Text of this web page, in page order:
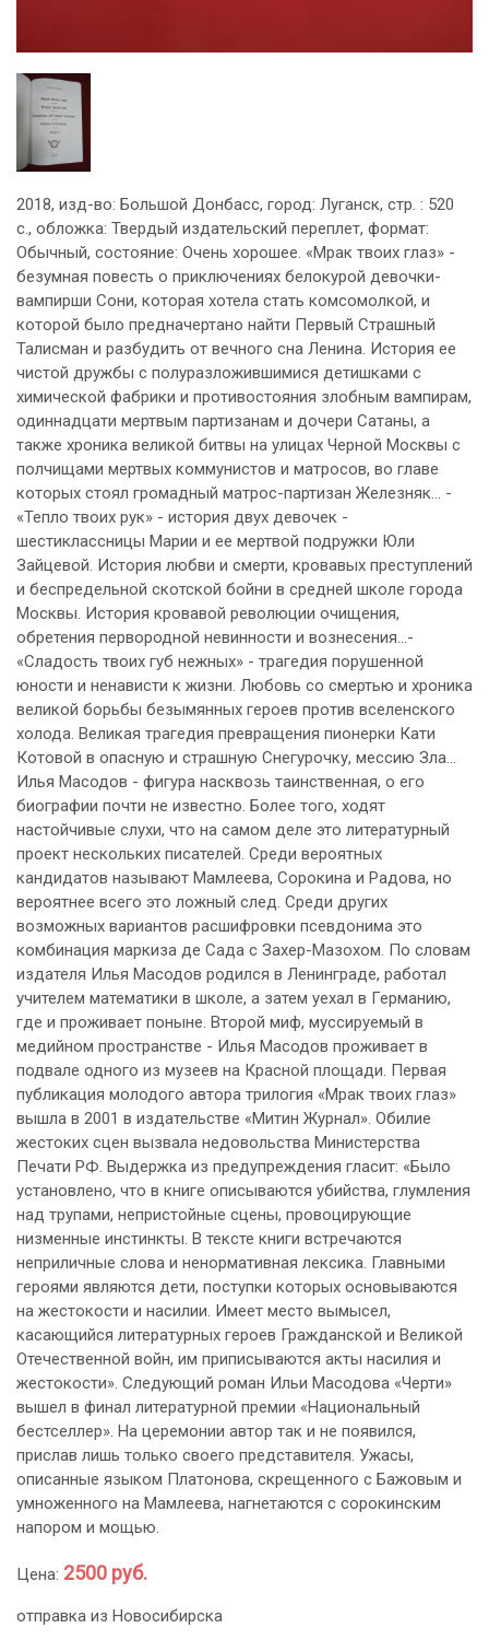
2018, изд-во: Большой Донбасс, город: Луганск, стр. : 520
с., обложка: Твердый издательский переплет, формат:
Обычный, состояние: Очень хорошее. «Мрак твоих глаз» -
безумная повесть о приключениях белокурой девочки-
вампирши Сони, которая хотела стать комсомолкой, и
которой было предначертано найти Первый Страшный
Талисман и разбудить от вечного сна Ленина. История ее
чистой дружбы с полуразложившимися детишками с
химической фабрики и противостояния злобным вампирам,
одиннадцати мертвым партизанам и дочери Сатаны, а
также хроника великой битвы на улицах Черной Москвы с
полчищами мертвых коммунистов и матросов, во главе
которых стоял громадный матрос-партизан Железняк… -
«Тепло твоих рук» - история двух девочек -
шестиклассницы Марии и ее мертвой подружки Юли
Зайцевой. История любви и смерти, кровавых преступлений
и беспредельной скотской бойни в средней школе города
Москвы. История кровавой революции очищения,
обретения первородной невинности и вознесения…-
«Сладость твоих губ нежных» - трагедия порушенной
юности и ненависти к жизни. Любовь со смертью и хроника
великой борьбы безымянных героев против вселенского
холода. Великая трагедия превращения пионерки Кати
Котовой в опасную и страшную Снегурочку, мессию Зла…
Илья Масодов - фигура насквозь таинственная, о его
биографии почти не известно. Более того, ходят
настойчивые слухи, что на самом деле это литературный
проект нескольких писателей. Среди вероятных
кандидатов называют Мамлеева, Сорокина и Радова, но
вероятнее всего это ложный след. Среди других
возможных вариантов расшифровки псевдонима это
комбинация маркиза де Сада с Захер-Мазохом. По словам
издателя Илья Масодов родился в Ленинграде, работал
учителем математики в школе, а затем уехал в Германию,
где и проживает поныне. Второй миф, муссируемый в
медийном пространстве - Илья Масодов проживает в
подвале одного из музеев на Красной площади. Первая
публикация молодого автора трилогия «Мрак твоих глаз»
вышла в 2001 в издательстве «Митин Журнал». Обилие
жестоких сцен вызвала недовольства Министерства
Печати РФ. Выдержка из предупреждения гласит: «Было
установлено, что в книге описываются убийства, глумления
над трупами, непристойные сцены, провоцирующие
низменные инстинкты. В тексте книги встречаются
неприличные слова и ненормативная лексика. Главными
героями являются дети, поступки которых основываются
на жестокости и насилии. Имеет место вымысел,
касающийся литературных героев Гражданской и Великой
Отечественной войн, им приписываются акты насилия и
жестокости». Следующий роман Ильи Масодова «Черти»
вышел в финал литературной премии «Национальный
бестселлер». На церемонии автор так и не появился,
прислав лишь только своего представителя. Ужасы,
описанные языком Платонова, скрещенного с Бажовым и
умноженного на Мамлеева, нагнетаются с сорокинским
напором и мощью.
Цена: 2500 руб.
отправка из Новосибирска